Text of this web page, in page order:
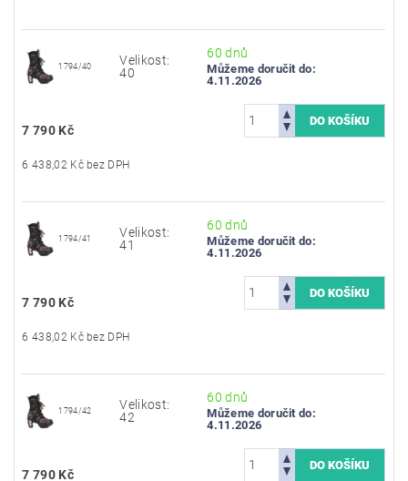
1794/40
Velikost:
40
60 dnů
Můžeme doručit do:
4.11.2026
7 790 Kč
6 438,02 Kč bez DPH
1794/41
Velikost:
41
60 dnů
Můžeme doručit do:
4.11.2026
7 790 Kč
6 438,02 Kč bez DPH
1794/42
Velikost:
42
60 dnů
Můžeme doručit do:
4.11.2026
7 790 Kč